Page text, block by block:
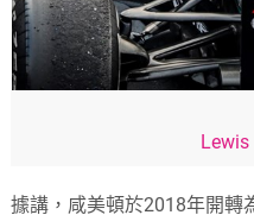
據講，咸美頓於2018年開轉